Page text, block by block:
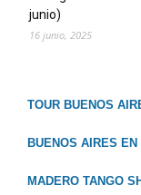
junio)
16 junio, 2025
TOUR BUENOS
BUENOS AIRES
MADERO TANGO